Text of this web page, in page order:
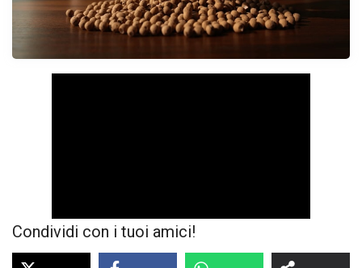
Condividi con i tuoi amici!